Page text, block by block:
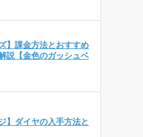
】課金方法とおすすめ
説【金色のガッシュベ
】ダイヤの入手方法と